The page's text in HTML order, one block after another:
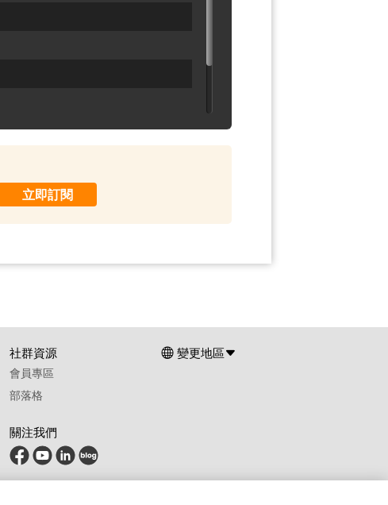
立即訂閱
社群資源
會員專區
部落格
關注我們
變更地區